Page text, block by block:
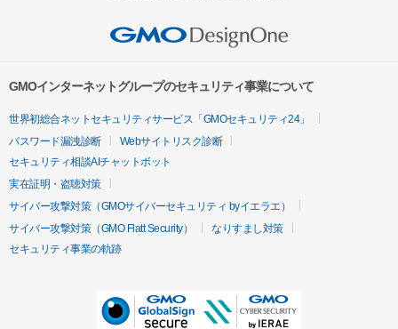
GMOインターネットグループのセキュリティ事業について
世界初総合ネットセキュリティサービス「GMOセキュリティ24」
パスワード漏洩診断
Webサイトリスク診断
セキュリティ相談AIチャットボット
実在証明・盗聴対策
サイバー攻撃対策（GMOサイバーセキュリティ byイエラエ）
サイバー攻撃対策（GMO Flatt Security）
なりすまし対策
セキュリティ事業の軌跡